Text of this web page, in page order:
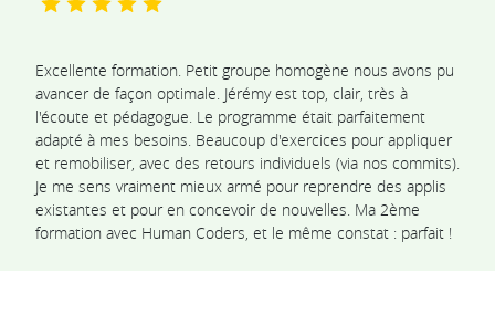
Excellente formation. Petit groupe homogène nous avons pu
avancer de façon optimale. Jérémy est top, clair, très à
l'écoute et pédagogue. Le programme était parfaitement
adapté à mes besoins. Beaucoup d'exercices pour appliquer
et remobiliser, avec des retours individuels (via nos commits).
Je me sens vraiment mieux armé pour reprendre des applis
existantes et pour en concevoir de nouvelles. Ma 2ème
formation avec Human Coders, et le même constat : parfait !